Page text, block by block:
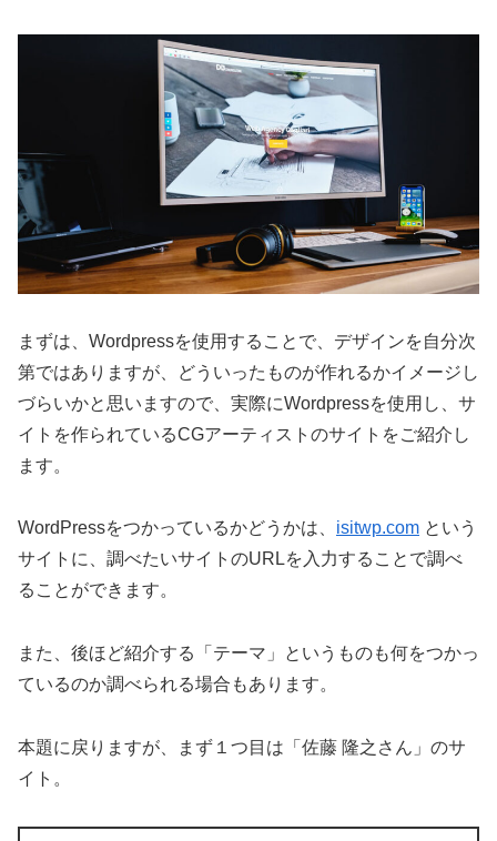
まずは、Wordpressを使用することで、デザインを自分次
第ではありますが、どういったものが作れるかイメージし
づらいかと思いますので、実際にWordpressを使用し、サ
イトを作られているCGアーティストのサイトをご紹介し
ます。
WordPressをつかっているかどうかは、 isitwp.com という
サイトに、調べたいサイトのURLを入力することで調べ
ることができます。
また、後ほど紹介する「テーマ」というものも何をつかっ
ているのか調べられる場合もあります。
本題に戻りますが、まず１つ目は「佐藤 隆之さん」のサ
イト。